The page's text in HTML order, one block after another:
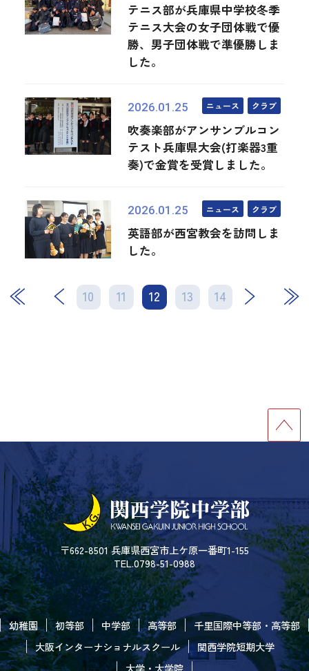
テニス部が兵庫県中学校冬季
テニス大会の女子団体戦で優
勝、男子団体戦で準優勝しま
した。
2026.01.25 ニュース クラブ
吹奏楽部がアンサンブルコン
テスト兵庫県大会(打楽器3重
奏)で金賞を受賞しました。
2026.01.25 ニュース クラブ
英語部が西宮教会を訪問しま
した。
10 11 12 13 14
次 最後
〒662-8501 兵庫県西宮市上ケ原一番町1-155
TEL.0798-51-0988
幼稚園 初等部 中学部 高等部
千里国際中等部・高等部
大阪インターナショナルスクール
関西学院短期大学
大学・大学院